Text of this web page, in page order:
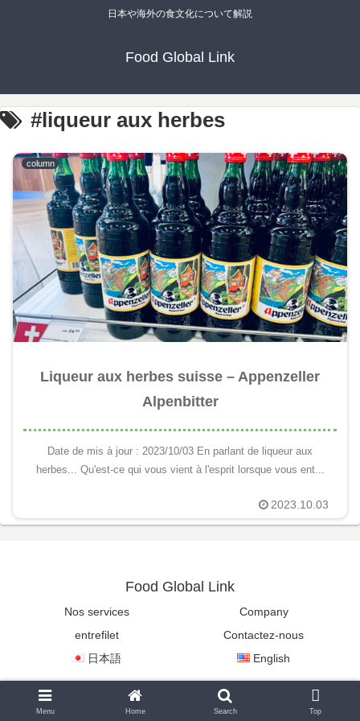
日本や海外の食文化について解説
Food Global Link
#liqueur aux herbes
column
Liqueur aux herbes suisse – Appenzeller
Alpenbitter
Date de mis à jour : 2023/10/03 En parlant de liqueur aux
herbes... Qu'est-ce qui vous vient à l'esprit lorsque vous ent...
2023.10.03
Food Global Link
Nos services
Company
entrefilet
Contactez-nous
日本語
English
Copyright © 2022-2026 Food Global Link All Rights Reserved.
Menu Home Search Top